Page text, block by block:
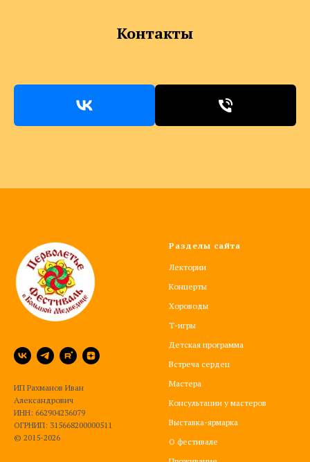
Контакты
ИП Рахманов Иван
Александрович
ИНН: 662904236079
ОГРНИП: 315668200000511
© 2015-2026
Разделы сайта
Лектории
Концерты
Хороводы
Т-игры
Детская программа
Встреча сердец
Мастера
Консультации у мастеров
Выставка-ярмарка
О фестивале